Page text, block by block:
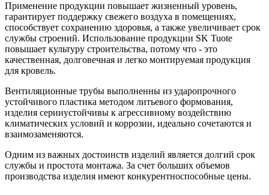
Применение продукции повышает жизненный уровень,
гарантирует поддержку свежего воздуха в помещениях,
способствует сохранению здоровья, а также увеличивает срок
службы строений. Использование продукции SK Tuote
повышает культуру строительства, потому что - это
качественная, долговечная и легко монтируемая продукция
для кровель.
Вентиляционные трубы выполненны из ударопрочного
устойчивого пластика методом литьевого формования,
изделия серииустойчивы к агрессивному воздействию
климатических условий и коррозии, идеально сочетаются и
взаимозаменяются.
Одним из важных достоинств изделий является долгий срок
службы и простота монтажа. За счет больших объемов
производства изделия имеют конкурентноспособные цены.